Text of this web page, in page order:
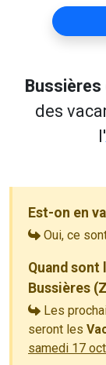
Bussières
des
l'
Est-on en
Oui, ce
Quand sont
Bussières
Les
seront les
samedi 17